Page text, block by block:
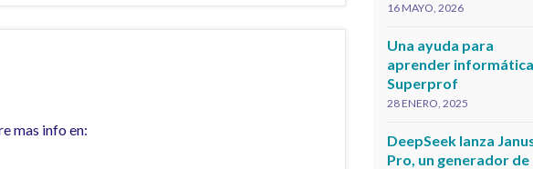
mas info en:
16 MAYO, 2026
Una ayuda para
aprender
Superprof
28 ENERO, 2025
DeepSeek lanza
Pro, un generador de